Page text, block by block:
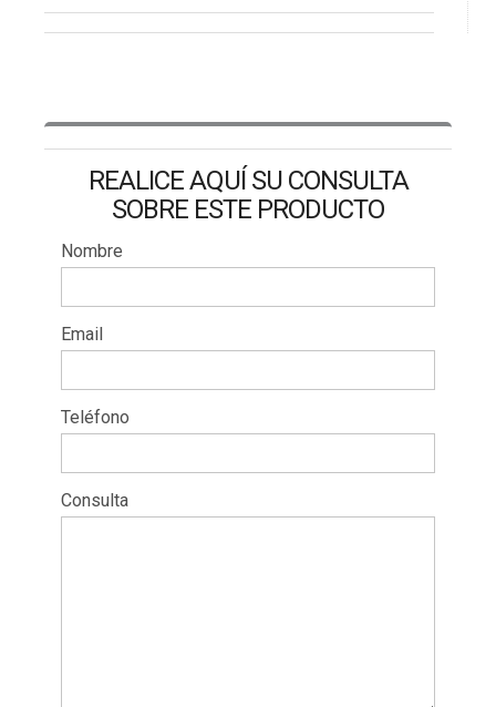
REALICE AQUÍ SU CONSULTA
SOBRE ESTE PRODUCTO
Nombre
Email
Teléfono
Consulta